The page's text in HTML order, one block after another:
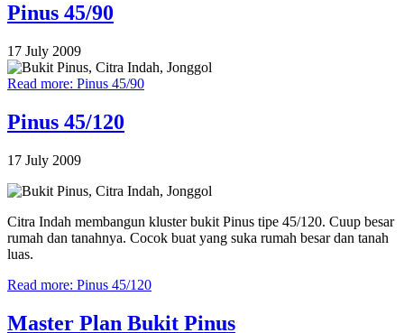
Pinus 45/90
17 July 2009
Read more: Pinus 45/90
Pinus 45/120
17 July 2009
Citra Indah membangun kluster bukit Pinus tipe 45/120. Cuup besar
rumah dan tanahnya. Cocok buat yang suka rumah besar dan tanah
luas.
Read more: Pinus 45/120
Master Plan Bukit Pinus